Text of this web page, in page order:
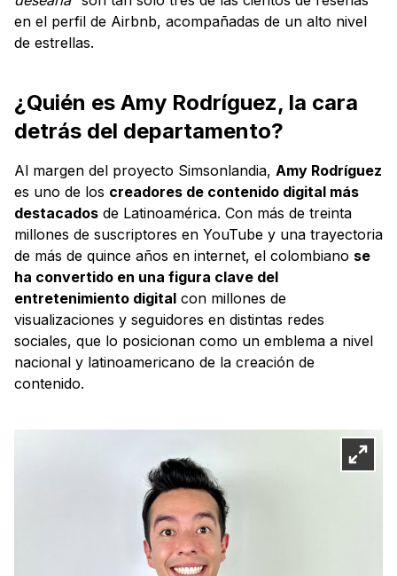
en el perfil de Airbnb, acompañadas de un alto nivel
de estrellas.
¿Quién es Amy Rodríguez, la cara
detrás del departamento?
Al margen del proyecto Simsonlandia, Amy Rodríguez
es uno de los creadores de contenido digital más
destacados de Latinoamérica. Con más de treinta
millones de suscriptores en YouTube y una trayectoria
de más de quince años en internet, el colombiano se
ha convertido en una figura clave del
entretenimiento digital con millones de
visualizaciones y seguidores en distintas redes
sociales, que lo posicionan como un emblema a nivel
nacional y latinoamericano de la creación de
contenido.